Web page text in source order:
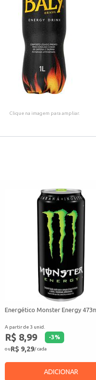
Clique na imagem para ampliar.
Energético Monster Energy
A partir de 3 unid.
R$ 8,99 -3%
ouR$ 9,29/ cada
ADICIONAR